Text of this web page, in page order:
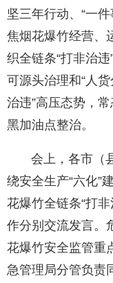
坚三年行动、“一
焦烟花爆竹经营、
织全链条“打非治
可源头治理和“人
治违”高压态势，
黑加油点整治。
会上，各市（县
绕安全生产“六化”
花爆竹全链条“打
作分别交流发言。
花爆竹安全监管重
急管理局分管负责